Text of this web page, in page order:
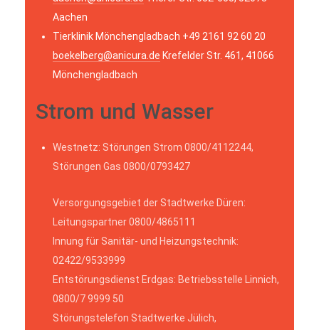
Aachen
Tierklinik Mönchengladbach +49 2161 92 60 20
boekelberg@anicura.de Krefelder Str. 461, 41066
Mönchengladbach
Strom und Wasser
Westnetz: Störungen Strom 0800/4112244,
Störungen Gas 0800/0793427
Versorgungsgebiet der Stadtwerke Düren:
Leitungspartner 0800/4865111
Innung für Sanitär- und Heizungstechnik:
02422/9533999
Entstörungsdienst Erdgas: Betriebsstelle Linnich,
0800/7 9999 50
Störungstelefon Stadtwerke Jülich,